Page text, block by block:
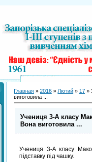
Главная » 2016 » Лютий » 17 »
виготовила ...
Учениця 3-А класу
Вона виготовила ...
Учениця 3-А класу
підставку під чашку.